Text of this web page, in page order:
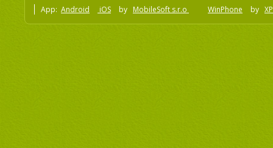
App: Android iOS by MobileSoft s.r.o WinPhone by